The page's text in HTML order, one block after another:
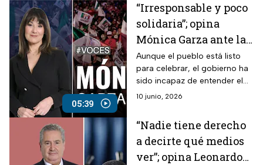
05:39
“Irresponsable y poco
solidaria”; opina
Mónica Garza ante la
ausencia de la
Presidencia de
México en la
inauguración del
mundial
Aunque el pueblo está listo
para celebrar, el gobierno ha
sido incapaz de entender el
contexto nacional, asegura
10 junio, 2026
“Nadie tiene derecho
a decirte qué medios
ver”; opina Leonardo